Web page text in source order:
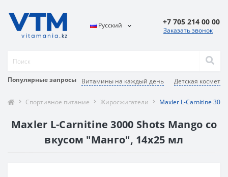
Популярные запросы Витамины на каждый день Детская
Русский +7 705 214 00 00
Заказать звонок
Спортивное питание Жиросжигатели Maxler L-Carnitine
Maxler L-Carnitine 3000 Shots Mango со
вкусом "Манго", 14x25 мл